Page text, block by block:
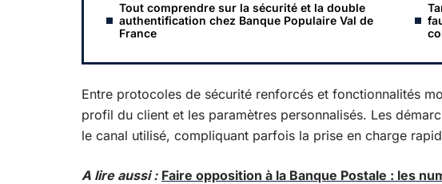
Tout comprendre sur la sécurité et la double
authentification chez Banque Populaire Val de
France
Entre protocoles de sécurité renforcés et fonctionnalités
profil du client et les paramètres personnalisés. Les
le canal utilisé, compliquant parfois la prise en charge
A lire aussi : Faire opposition à la Banque Postale : les